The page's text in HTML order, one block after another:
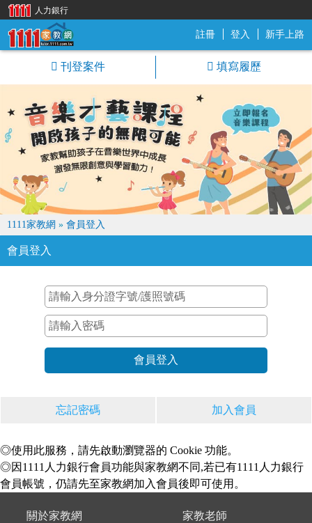
註冊 登入 新手上路
刊登案件 填寫履歷
1111家教網 » 會員登入
會員登入
忘記密碼 加入會員
◎使用此服務，請先啟動瀏覽器的 Cookie 功能。
◎因1111人力銀行會員功能與家教網不同,若已有1111人力銀行
會員帳號，仍請先至家教網加入會員後即可使用。
關於家教網
家教老師
人力銀行